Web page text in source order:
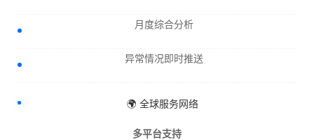
月度综合分析
异常情况即时推送
🌍 全球服务网络
多平台支持